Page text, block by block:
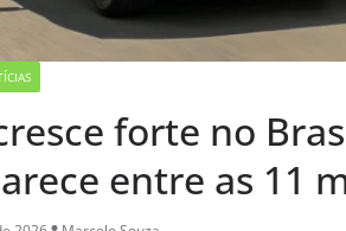
forte no
entre as 11